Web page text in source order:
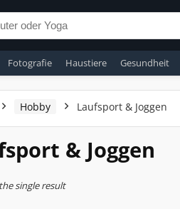
Fotografie Haustiere Gesundheit
Hobby Laufsport & Joggen
& Joggen
single result